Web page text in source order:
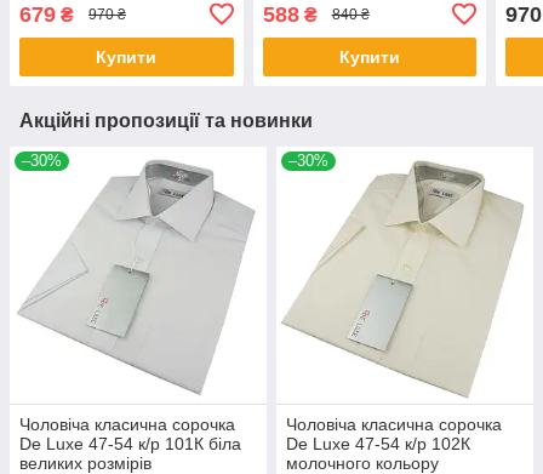
679 ₴ 970 ₴
Купити
588₴ 840 ₴
Купити
970
Акційні пропозиції та новинки
–30%
Чоловіча класична сорочка
De Luxe 47-54 к/р 101К біла
великих розмірів
–30%
Чоловіча класична сорочка
De Luxe 47-54 к/р 102К
молочного кольору